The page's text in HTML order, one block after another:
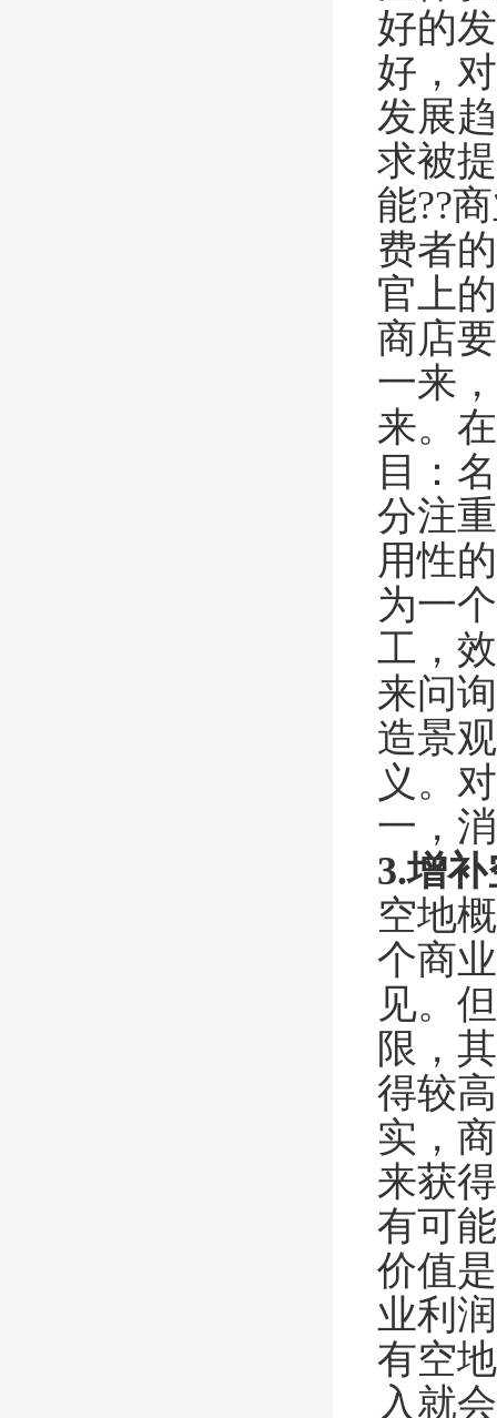
好的
好，
发展
求被
能??
费者
官上
商店
一来
来。
目：
分注
用性
为一
工，
来问
造景
义。
一，
3.增
空地
个商
见。
限，
得较
实，
来获
有可
价值
业利
有空
入就